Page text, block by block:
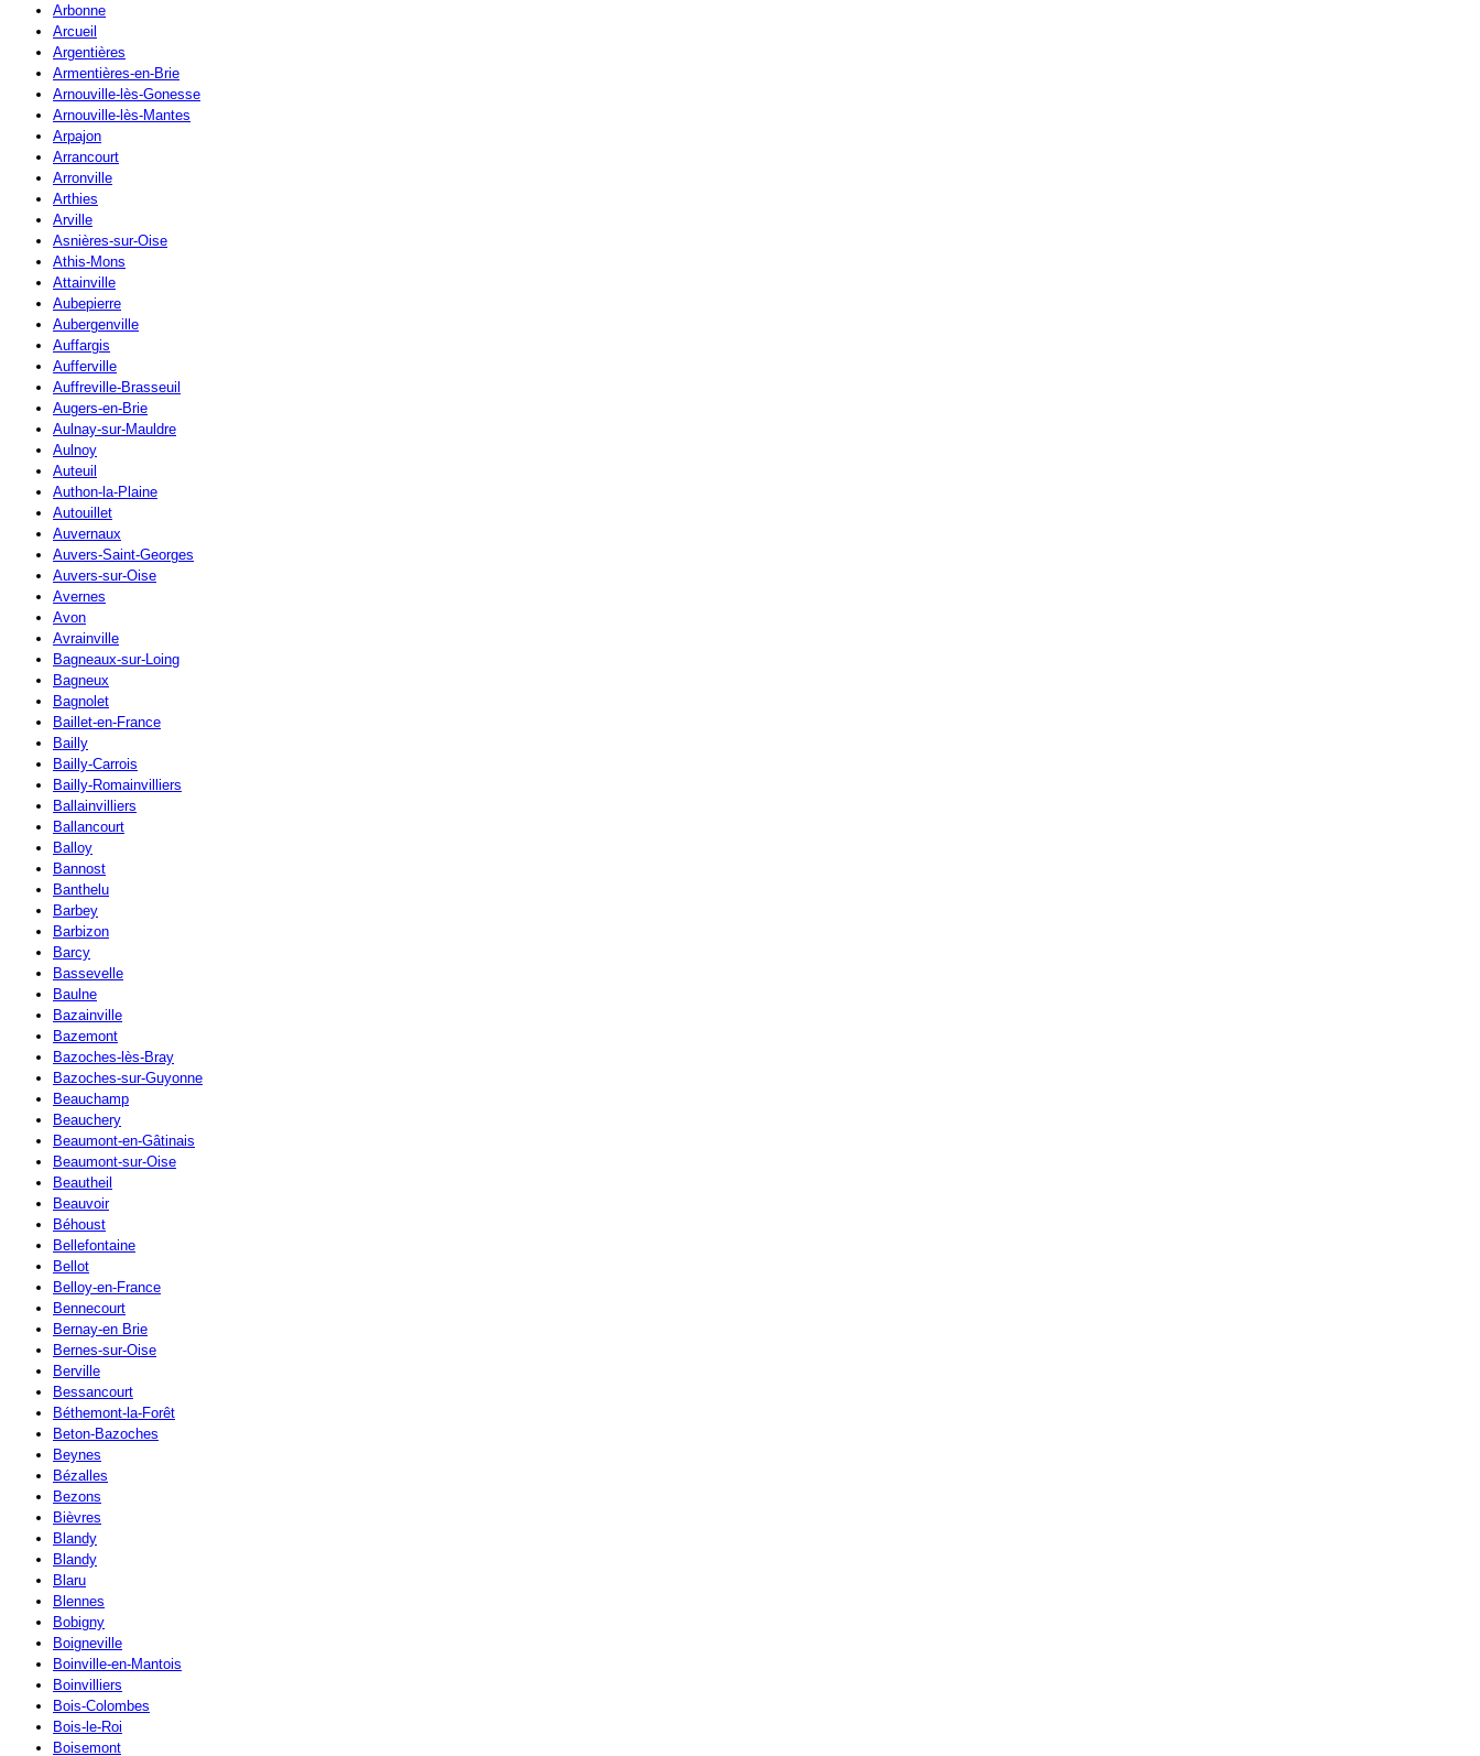
Arbonne
Arcueil
Argentières
Armentières-en-Brie
Arnouville-lès-Gonesse
Arnouville-lès-Mantes
Arpajon
Arrancourt
Arronville
Arthies
Arville
Asnières-sur-Oise
Athis-Mons
Attainville
Aubepierre
Aubergenville
Auffargis
Aufferville
Auffreville-Brasseuil
Augers-en-Brie
Aulnay-sur-Mauldre
Aulnoy
Auteuil
Authon-la-Plaine
Autouillet
Auvernaux
Auvers-Saint-Georges
Auvers-sur-Oise
Avernes
Avon
Avrainville
Bagneaux-sur-Loing
Bagneux
Bagnolet
Baillet-en-France
Bailly
Bailly-Carrois
Bailly-Romainvilliers
Ballainvilliers
Ballancourt
Balloy
Bannost
Banthelu
Barbey
Barbizon
Barcy
Bassevelle
Baulne
Bazainville
Bazemont
Bazoches-lès-Bray
Bazoches-sur-Guyonne
Beauchamp
Beauchery
Beaumont-en-Gâtinais
Beaumont-sur-Oise
Beautheil
Beauvoir
Béhoust
Bellefontaine
Bellot
Belloy-en-France
Bennecourt
Bernay-en Brie
Bernes-sur-Oise
Berville
Bessancourt
Béthemont-la-Forêt
Beton-Bazoches
Beynes
Bézalles
Bezons
Bièvres
Blandy
Blandy
Blaru
Blennes
Bobigny
Boigneville
Boinville-en-Mantois
Boinvilliers
Bois-Colombes
Bois-le-Roi
Boisemont